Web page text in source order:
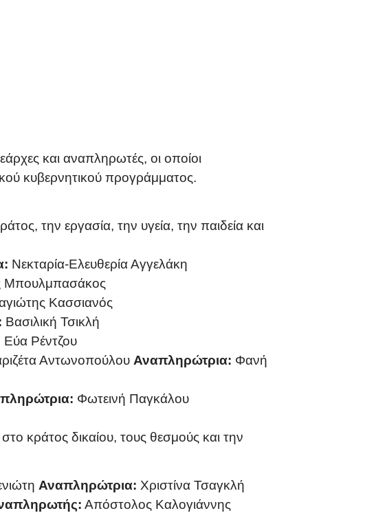
και αναπληρωτές, οι οποίοι
κυβερνητικού προγράμματος.
την εργασία, την υγεία, την παιδεία και
Νεκταρία-Ελευθερία Αγγελάκη
Μπουλμπασάκος
Κασσιανός
Βασιλική Τσικλή
Εύα Ρέντζου
Αντωνοπούλου Αναπληρώτρια: Φανή
Φωτεινή Παγκάλου
κράτος δικαίου, τους θεσμούς και την
Αναπληρώτρια: Χριστίνα Τσαγκλή
Απόστολος Καλογιάννης